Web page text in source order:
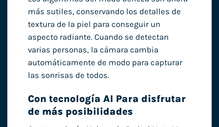
más sutiles, conservando los detalles de
textura de la piel para conseguir un
aspecto radiante. Cuando se detectan
varias personas, la cámara cambia
automáticamente de modo para capturar
las sonrisas de todos.
Con tecnología AI Para disfrutar
de más posibilidades